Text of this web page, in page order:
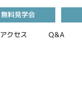
無料見学会
アクセス Q&A